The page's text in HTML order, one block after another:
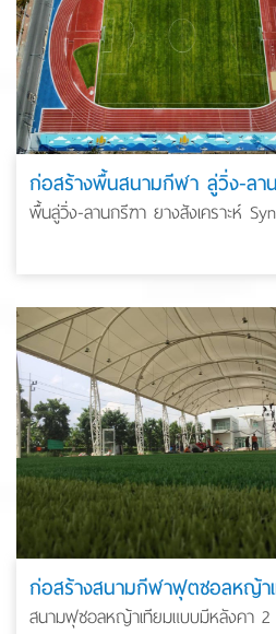
พื้นลู่วิ่ง-ลานกรีฑา ยางสังเคราะห์
มาตรฐาน WA สนามบอ
สนามฟุซอลหญ้าเทียมแบบมีหลังคา